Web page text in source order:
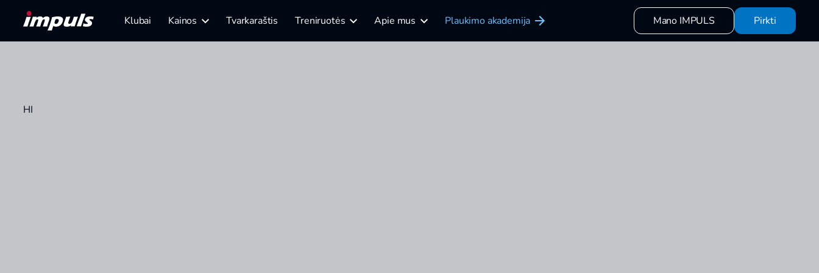
Klubai Kainos Tvarkaraštis Treniruotės Apie mus Plaukimo akademija Mano IMPULS Pirkti
HI